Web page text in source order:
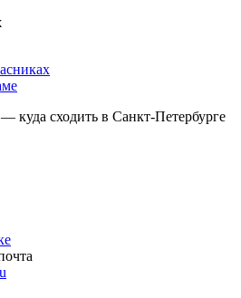
куда сходить в Санкт-Петербурге